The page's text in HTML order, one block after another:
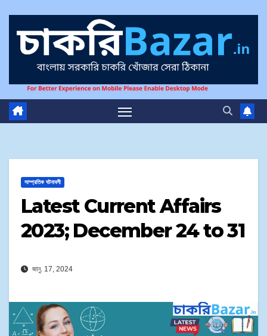
সাম্প্রতিক ঘটনাবলী
Latest Current Affairs
2023; December 24 to 31​
জানু. 17, 2024